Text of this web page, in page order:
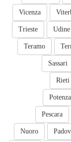
Vicenza
Udine
Trieste
Teramo
Sassari
Rieti
Potenza
Pescara
Nuoro